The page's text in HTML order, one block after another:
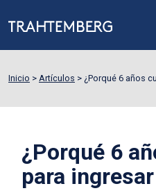
Inicio > Artículos > ¿Porqué 6 años
¿Porqué 6
para